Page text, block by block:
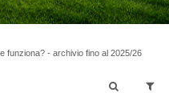
funziona? - archivio fino al 2025/26